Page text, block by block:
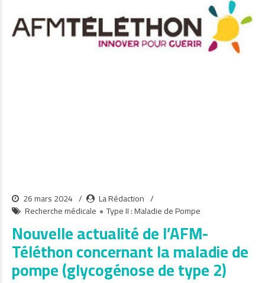
26 mars 2024
La Rédaction
Recherche médicale
Type II : Maladie de Pompe
Nouvelle actualité de l’AFM-
Téléthon concernant la maladie de
pompe (glycogénose de type 2)